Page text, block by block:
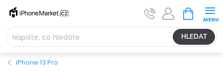
Přejít
obsah
HLEDAT
NÁKUPNÍ
KOŠÍK
iPhone 13 Pro